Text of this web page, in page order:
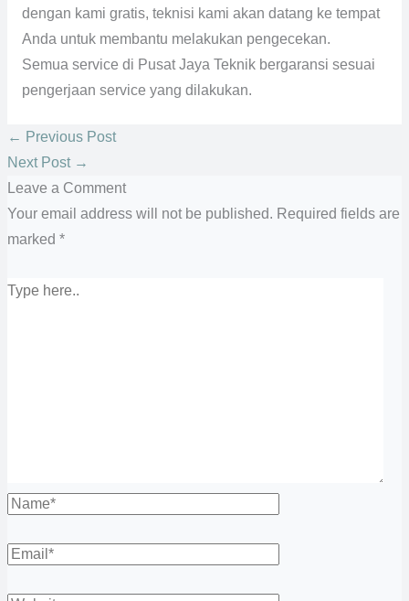
dengan kami gratis, teknisi kami akan datang ke tempat
Anda untuk membantu melakukan pengecekan.
Semua service di Pusat Jaya Teknik bergaransi sesuai
pengerjaan service yang dilakukan.
← Previous Post
Next Post →
Leave a Comment
Your email address will not be published. Required fields are
marked*